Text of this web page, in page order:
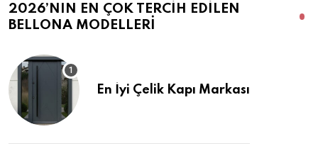
2026’NIN EN ÇOK TERCIH EDILEN
BELLONA MODELLERI
En İyi Çelik Kapı Markası